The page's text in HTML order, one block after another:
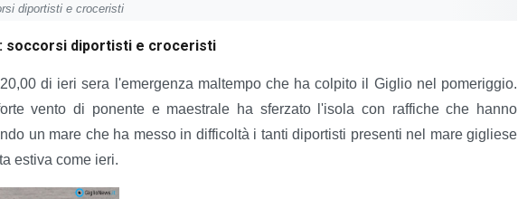
diportisti e croceristi
soccorsi diportisti e croceristi
di ieri sera l'emergenza maltempo che ha colpito il Giglio nel pomeriggio.
vento di ponente e maestrale ha sferzato l'isola con raffiche che hanno
un mare che ha messo in difficoltà i tanti diportisti presenti nel mare gigliese
estiva come ieri.